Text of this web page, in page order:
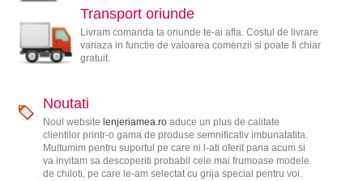
Transport oriunde
Livram comanda ta oriunde te-ai afla. Costul de livrare
variaza in functie de valoarea comenzii si poate fi chiar
gratuit.
Noutati
Noul website lenjeriamea.roaduce un plus de calitate
clientilor printr-o gama de produse semnificativ imbunatatita.
Multumim pentru suportul pe care ni l-ati oferit pana acum si
va invitam sa descoperiti probabil cele mai frumoase modele
de chiloti, pe care le-am selectat cu grija special pentru voi.